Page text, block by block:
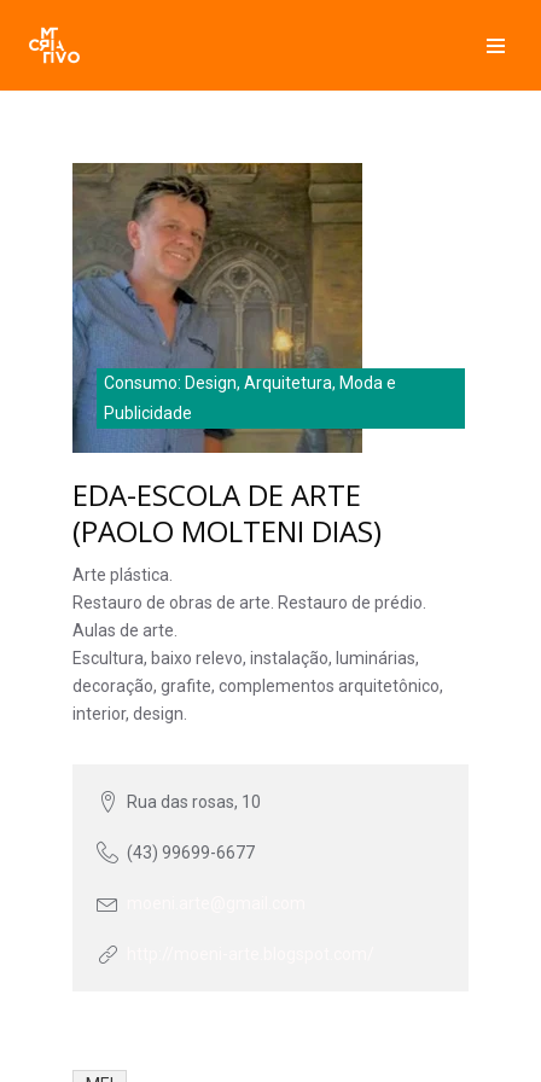
Pular
para
Consumo: Design, Arquitetura, Moda e
Publicidade
EDA-ESCOLA DE ARTE
(PAOLO MOLTENI DIAS)
Arte plástica.
Restauro de obras de arte. Restauro de prédio.
Aulas de arte.
Escultura, baixo relevo, instalação, luminárias,
decoração, grafite, complementos arquitetônico,
interior, design.
Rua das rosas, 10
(43) 99699-6677